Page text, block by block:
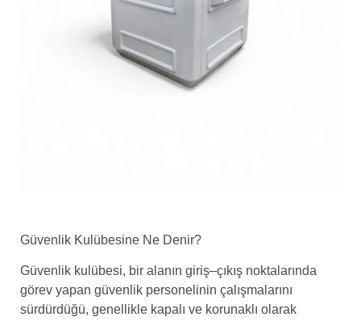
Güvenlik Kulübesine Ne Denir?
Güvenlik kulübesi, bir alanın giriş–çıkış noktalarında
görev yapan güvenlik personelinin çalışmalarını
sürdürdüğü, genellikle kapalı ve korunaklı olarak